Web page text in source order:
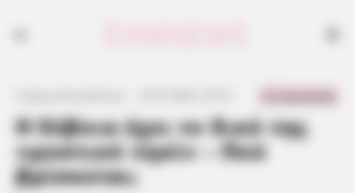
Η Εύβοια έχει το δικό της
«μυστικό νησί» – Πού
βρίσκεται;